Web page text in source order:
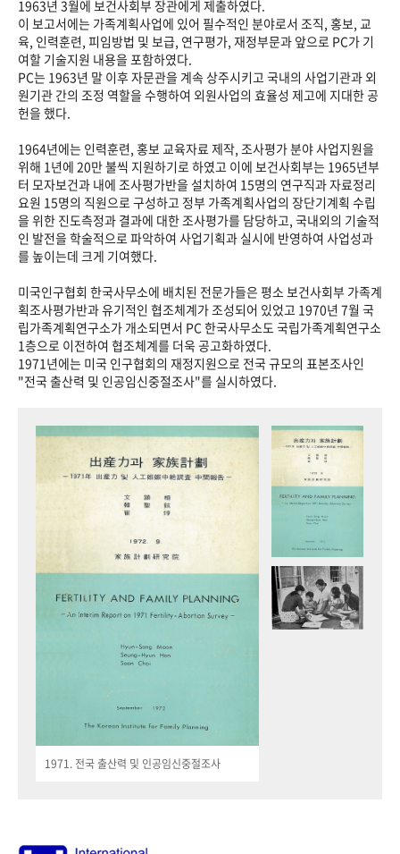
1963년 3월에 보건사회부 장관에게 제출하였다.
이 보고서에는 가족계획사업에 있어 필수적인 분야로서 조직, 홍보, 교
육, 인력훈련, 피임방법 및 보급, 연구평가, 재정부문과 앞으로 PC가 기
여할 기술지원 내용을 포함하였다.
PC는 1963년 말 이후 자문관을 계속 상주시키고 국내의 사업기관과 외
원기관 간의 조정 역할을 수행하여 외원사업의 효율성 제고에 지대한 공
헌을 했다.
1964년에는 인력훈련, 홍보 교육자료 제작, 조사평가 분야 사업지원을
위해 1년에 20만 불씩 지원하기로 하였고 이에 보건사회부는 1965년부
터 모자보건과 내에 조사평가반을 설치하여 15명의 연구직과 자료정리
요원 15명의 직원으로 구성하고 정부 가족계획사업의 장단기계획 수립
을 위한 진도측정과 결과에 대한 조사평가를 담당하고, 국내외의 기술적
인 발전을 학술적으로 파악하여 사업기획과 실시에 반영하여 사업성과
를 높이는데 크게 기여했다.
미국인구협회 한국사무소에 배치된 전문가들은 평소 보건사회부 가족계
획조사평가반과 유기적인 협조체계가 조성되어 있었고 1970년 7월 국
립가족계획연구소가 개소되면서 PC 한국사무소도 국립가족계획연구소
1층으로 이전하여 협조체계를 더욱 공고화하였다.
1971년에는 미국 인구협회의 재정지원으로 전국 규모의 표본조사인
"전국 출산력 및 인공임신중절조사"를 실시하였다.
1971. 전국 출산력 및 인공임신중절조사